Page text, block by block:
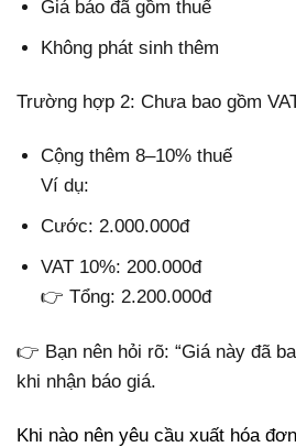
Giá báo đã gồm thuế
Không phát sinh thêm
Trường hợp 2: Chưa bao gồm
Cộng thêm 8–10% thuế
Ví dụ:
Cước: 2.000.000đ
VAT 10%: 200.000đ
👉 Tổng: 2.200.000đ
👉 Bạn nên hỏi rõ: “Giá này đã
khi nhận báo giá.
Khi nào nên yêu cầu xuất hóa